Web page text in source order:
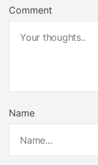
Comment
Name